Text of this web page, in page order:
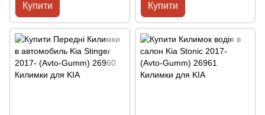
Купити Купити